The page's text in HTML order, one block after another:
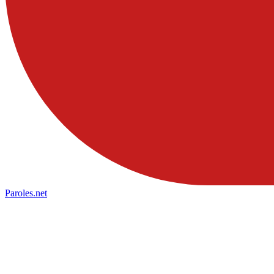
Paroles.net